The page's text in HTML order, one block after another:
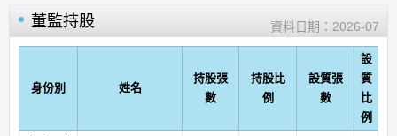
董監持股 資料日期： 2026-07
身份別 姓名
持股張
數
持股比
例
設質張
數
設
質
比
例